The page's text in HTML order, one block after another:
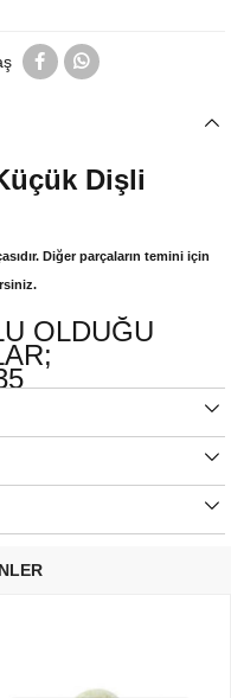
Dişli
Diğer parçaların temini için
OLDUĞU
bulunmamaktadır. Yedek